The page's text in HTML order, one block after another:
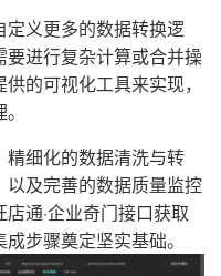
义更多的数据转换逻
进行复杂计算或合并操
的可视化工具来实现，
细化的数据清洗与转
及完善的数据质量监控
通·企业奇门接口获取
步骤奠定坚实基础。